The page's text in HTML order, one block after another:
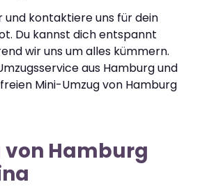
und kontaktiere uns für dein
Du kannst dich entspannt
wir uns um alles kümmern.
aus Hamburg und
Mini-Umzug von Hamburg
Hamburg